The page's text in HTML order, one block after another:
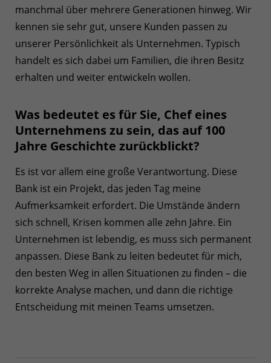
manchmal über mehrere Generationen hinweg. Wir
kennen sie sehr gut, unsere Kunden passen zu
unserer Persönlichkeit als Unternehmen. Typisch
handelt es sich dabei um Familien, die ihren Besitz
erhalten und weiter entwickeln wollen.
Was bedeutet es für Sie, Chef eines
Unternehmens zu sein, das auf 100
Jahre Geschichte zurückblickt?
Es ist vor allem eine große Verantwortung. Diese
Bank ist ein Projekt, das jeden Tag meine
Aufmerksamkeit erfordert. Die Umstände ändern
sich schnell, Krisen kommen alle zehn Jahre. Ein
Unternehmen ist lebendig, es muss sich permanent
anpassen. Diese Bank zu leiten bedeutet für mich,
den besten Weg in allen Situationen zu finden – die
korrekte Analyse machen, und dann die richtige
Entscheidung mit meinen Teams umsetzen.